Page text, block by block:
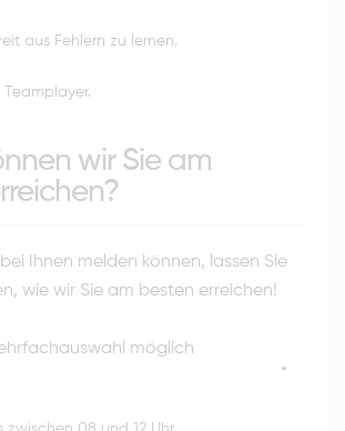
aus Fehlern zu lernen.
Teamplayer.
wir Sie am
Ihnen melden können, lassen Sie
wie wir Sie am besten erreichen!
möglich
*